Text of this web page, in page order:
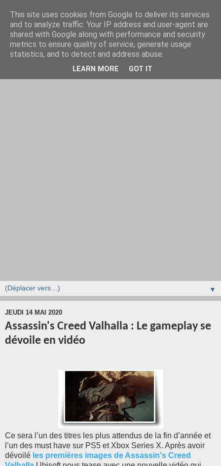
▼
JEUDI 14 MAI 2020
Assassin's Creed Valhalla : Le gameplay se
dévoile en vidéo
Ce sera l’un des titres les plus attendus de la fin d’année et
l’un des must have sur PS5 et Xbox Series X. Après avoir
dévoilé les premières images de Assassin's Creed
This site uses cookies from Google to deliver its services
and to analyze traffic. Your IP address and user-agent are
shared with Google along with performance and security
metrics to ensure quality of service, generate usage
statistics, and to detect and address abuse.
LEARN MORE GOT IT